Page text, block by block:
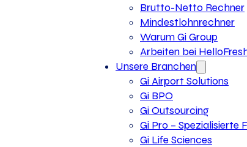
Brutto-Netto Rechner
Mindestlohnrechner
Warum Gi Group
Arbeiten bei
Unsere Branchen
Gi Airport Solutions
Gi BPO
Gi Outsourcing
Gi Pro – Spezialisierte
Gi Life Sciences